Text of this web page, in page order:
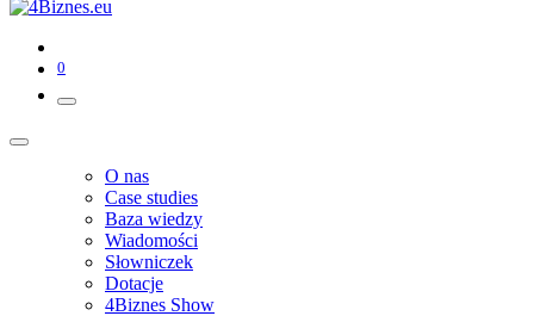
0
O nas
Case studies
Baza wiedzy
Wiadomości
Słowniczek
Dotacje
4Biznes Show